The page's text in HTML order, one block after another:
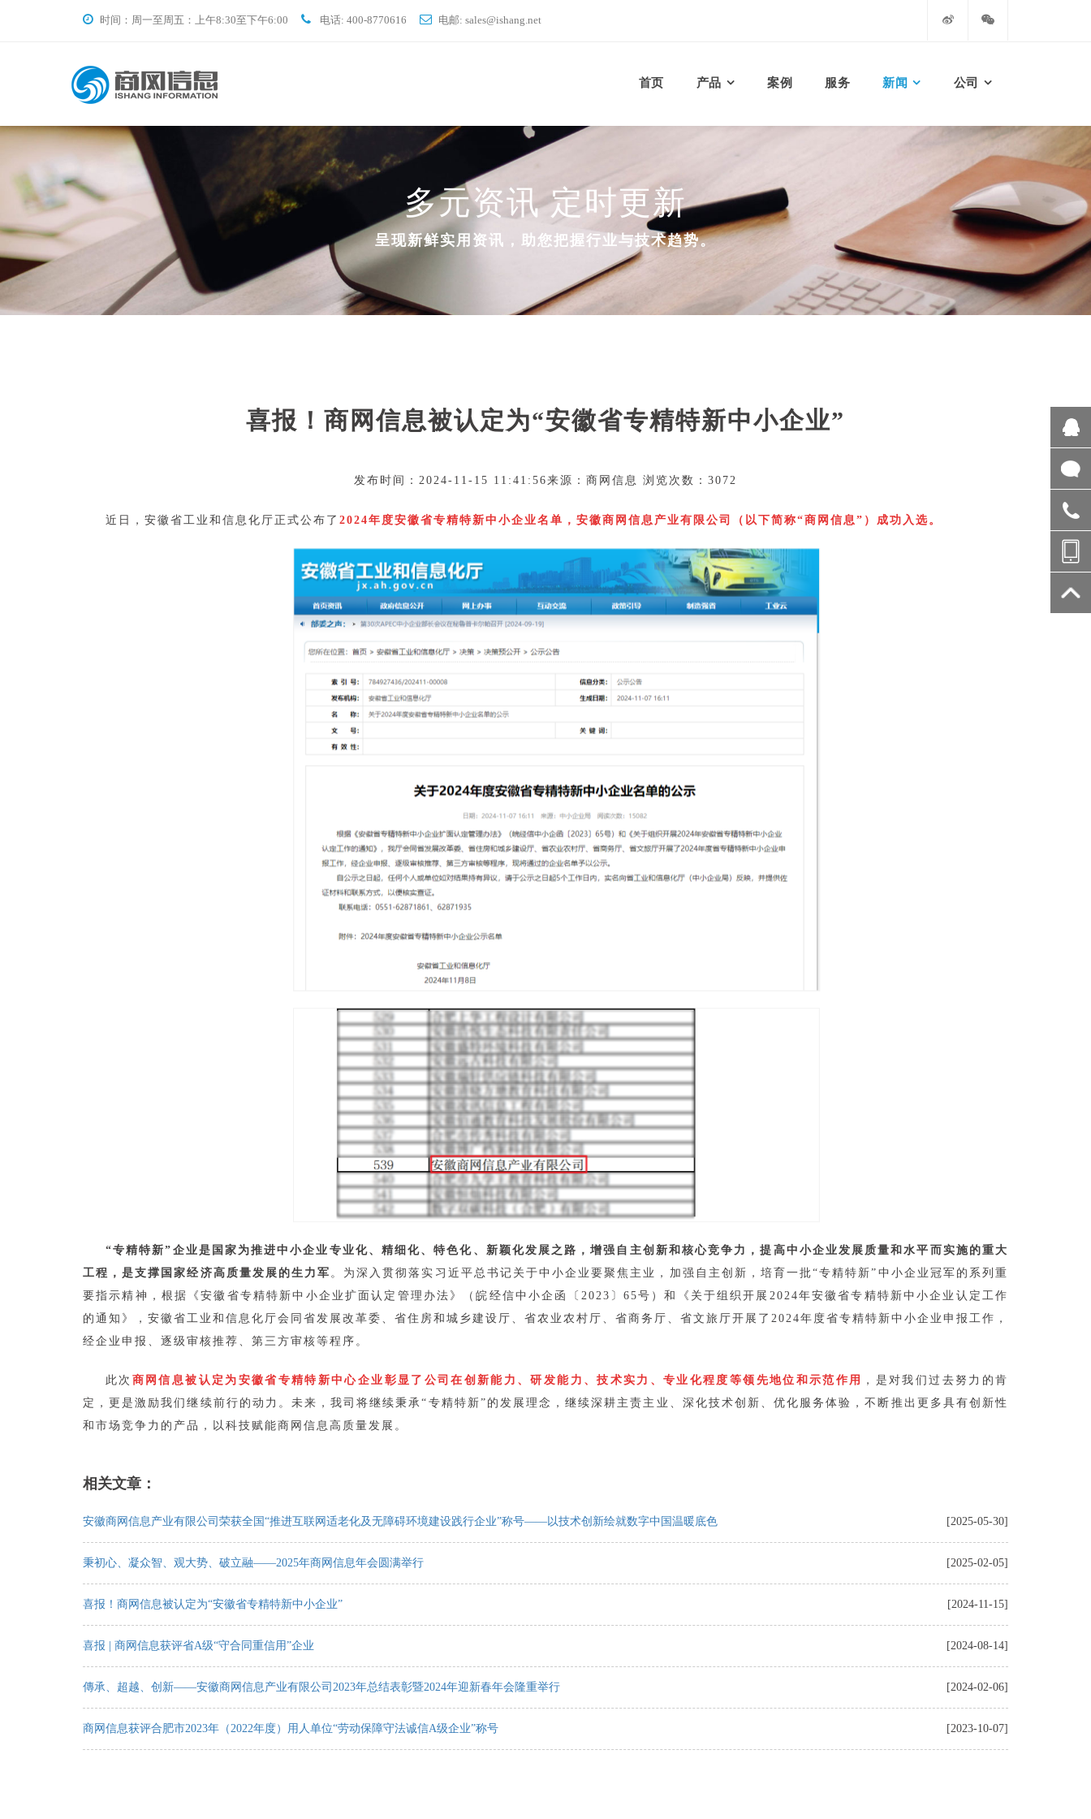
时间：周一至周五：上午8:30至下午6:00 电话: 400-8770616 电邮: sales ishang.net
首页 产品 案例 服务 新闻 公司
多元资讯 定时更新
呈现新鲜实用资讯，助您把握行业与技术趋势。
喜报！商网信息被认定为“安徽省专精特新中小企业”
发布时间：2024-11-15 11:41:56来源：商网信息 浏览次数：3072
近日，安徽省工业和信息化厅正式公布了 2024年度安徽省专精特新中小企业名单，安徽商网信息产业有限公司（以下简称“商网信息”）成功入选。
“专精特新”企业是国家为推进中小企业专业化、精细化、特色化、新颖化发展之路，增强自主创新和核心竞争力，提高中小企业发展质量和水平而实施的重大
工程，是支撑国家经济高质量发展的生力军 。为深入贯彻落实习近平总书记关于中小企业要聚焦主业，加强自主创新，培育一批“专精特新”中小企业冠军的系列重
要指示精神，根据《安徽省专精特新中小企业扩面认定管理办法》（皖经信中小企函〔2023〕65号）和《关于组织开展2024年安徽省专精特新中小企业认定工作
的通知》，安徽省工业和信息化厅会同省发展改革委、省住房和城乡建设厅、省农业农村厅、省商务厅、省文旅厅开展了2024年度省专精特新中小企业申报工作，
经企业申报、逐级审核推荐、第三方审核等程序。
此次 商网信息被认定为安徽省专精特新中心企业彰显了公司在创新能力、研发能力、技术实力、专业化程度等领先地位和示范作用
，是对我们过去努力的肯
定，更是激励我们继续前行的动力。未来，我司将继续秉承“专精特新”的发展理念，继续深耕主责主业、深化技术创新、优化服务体验，不断推出更多具有创新性
和市场竞争力的产品，以科技赋能商网信息高质量发展。
相关文章：
[2025-05-30]
安徽商网信息产业有限公司荣获全国“推进互联网适老化及无障碍环境建设践行企业”称号——以技术创新绘就数字中国温暖底色
[2025-02-05]
秉初心、凝众智、观大势、破立融——2025年商网信息年会圆满举行
[2024-11-15]
喜报！商网信息被认定为“安徽省专精特新中小企业”
[2024-08-14]
喜报 | 商网信息获评省A级“守合同重信用”企业
[2024-02-06]
傳承、超越、创新——安徽商网信息产业有限公司2023年总结表彰暨2024年迎新春年会隆重举行
[2023-10-07]
商网信息获评合肥市2023年（2022年度）用人单位“劳动保障守法诚信A级企业”称号